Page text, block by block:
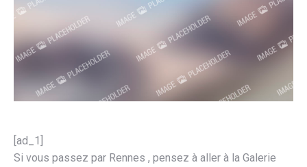
[ad_1]
Si vous passez par Rennes , pensez à aller à la Galerie